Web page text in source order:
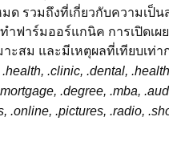
ด รวมถึงที่เกี่ยวกับความเป็
ทำฟาร์มออร์แกนิค การเปิด
ะสม และมีเหตุผลที่เทียบเท่
.clinic, .dental,
.degree, .mba,
.online, .pictures, .radio,